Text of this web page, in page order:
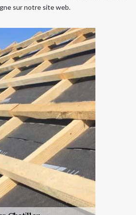
sur notre site web.